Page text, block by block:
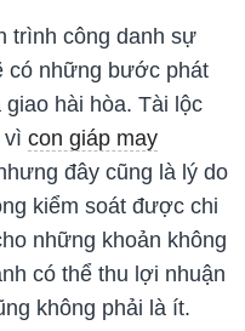
trình công danh sự
có những bước phát
hài hòa. Tài lộc
vì con giáp may
đây cũng là lý do
kiểm soát được chi
những khoản không
có thể thu lợi nhuận
không phải là ít.